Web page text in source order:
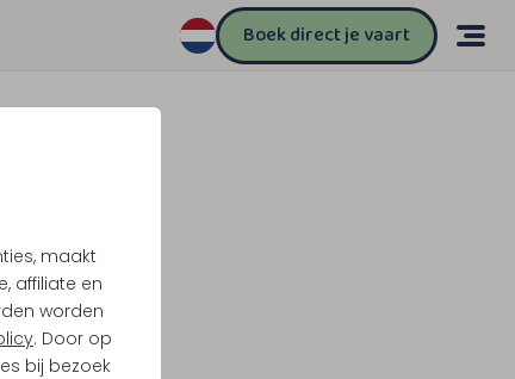
maakt
affiliate en
worden
. Door op
bij bezoek
Boek direct je vaart